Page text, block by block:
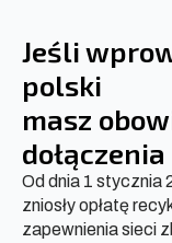
Jeśli
polski
masz
Od dnia 1 stycznia
zniosły opłatę
zapewnienia sieci